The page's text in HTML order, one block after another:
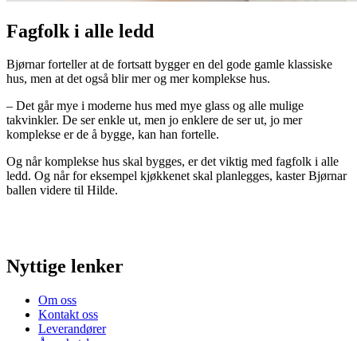
Fagfolk i alle ledd
Bjørnar forteller at de fortsatt bygger en del gode gamle klassiske
hus, men at det også blir mer og mer komplekse hus.
– Det går mye i moderne hus med mye glass og alle mulige
takvinkler. De ser enkle ut, men jo enklere de ser ut, jo mer
komplekse er de å bygge, kan han fortelle.
Og når komplekse hus skal bygges, er det viktig med fagfolk i alle
ledd. Og når for eksempel kjøkkenet skal planlegges, kaster Bjørnar
ballen videre til Hilde.
Nyttige lenker
Om oss
Kontakt oss
Leverandører